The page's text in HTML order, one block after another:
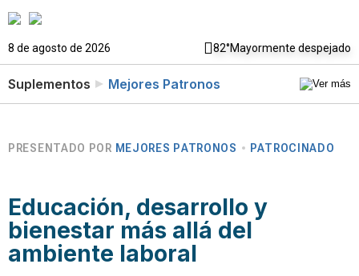
8 de agosto de 2026 82°Mayormente despejado
Suplementos Mejores Patronos
PRESENTADO POR MEJORES PATRONOS PATROCINADO
Educación, desarrollo y
bienestar más allá del
ambiente laboral